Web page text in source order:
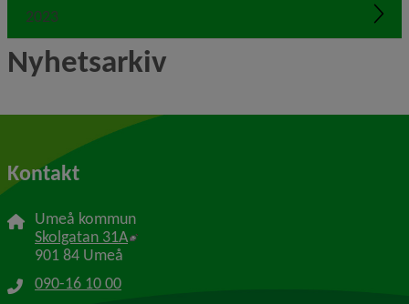
2023
Nyhetsarkiv
Kontakt
Umeå kommun
Skolgatan 31A Länk till annan webbplats, öppnas i nytt
901 84 Umeå
090-16 10 00